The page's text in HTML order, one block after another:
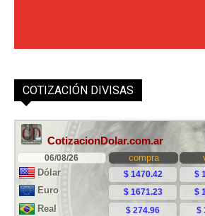
COTIZACIÓN DIVISAS